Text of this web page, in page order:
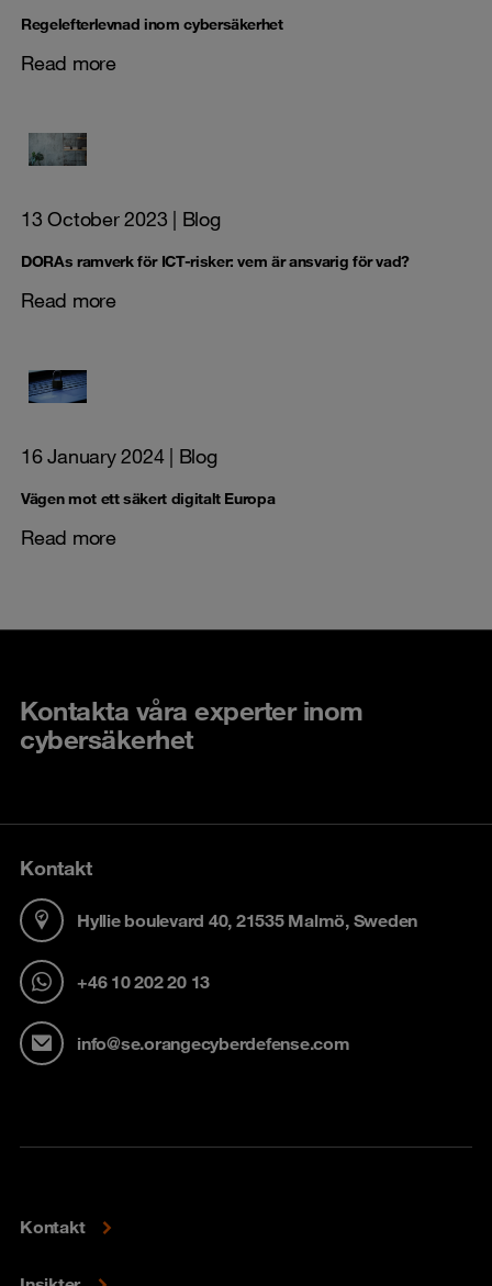
Regelefterlevnad inom cybersäkerhet
Read more
13 October 2023 | Blog
DORAs ramverk för ICT-risker: vem är ansvarig för vad?
Read more
16 January 2024| Blog
Vägen mot ett säkert digitalt Europa
Read more
Kontakta våra experter inom
cybersäkerhet
Kontakt
Hyllie boulevard 40, 21535 Malmö, Sweden
+46 10 202 20 13
info@se.orangecyberdefense.com
Kontakt